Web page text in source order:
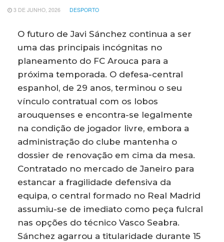
3 DE JUNHO, 2026 DESPORTO
O futuro de Javi Sánchez continua a ser
uma das principais incógnitas no
planeamento do FC Arouca para a
próxima temporada. O defesa-central
espanhol, de 29 anos, terminou o seu
vínculo contratual com os lobos
arouquenses e encontra-se legalmente
na condição de jogador livre, embora a
administração do clube mantenha o
dossier de renovação em cima da mesa.
Contratado no mercado de Janeiro para
estancar a fragilidade defensiva da
equipa, o central formado no Real Madrid
assumiu-se de imediato como peça fulcral
nas opções do técnico Vasco Seabra.
Sánchez agarrou a titularidade durante 15